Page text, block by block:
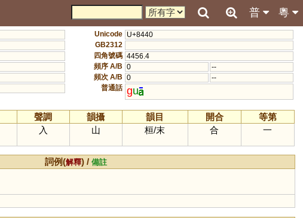
粵
普
Unicode U+8440
GB2312
四角號碼 4456.4
頻序 A/B 0
--
頻次 A/B 0
--
普通話 gu
聲調 韻攝 韻目 開合
等第
入 山 桓/末 合 一
詞例(解釋) /備註